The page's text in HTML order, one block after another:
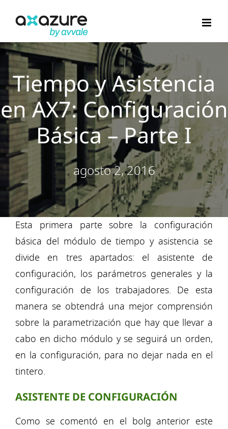
contenido
Tiempo y Asistencia
en AX7: Configuración
Básica – Parte I
agosto 2, 2016
Esta primera parte sobre la configuración
básica del módulo de tiempo y asistencia se
divide en tres apartados: el asistente de
configuración, los parámetros generales y la
configuración de los trabajadores. De esta
manera se obtendrá una mejor comprensión
sobre la parametrización que hay que llevar a
cabo en dicho módulo y se seguirá un orden,
en la configuración, para no dejar nada en el
tintero.
ASISTENTE DE CONFIGURACIÓN
Como se comentó en el bolg anterior este